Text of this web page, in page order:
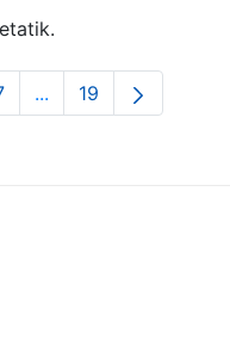
Use TAB to
...Intermediate Pages
Orrialdea
19